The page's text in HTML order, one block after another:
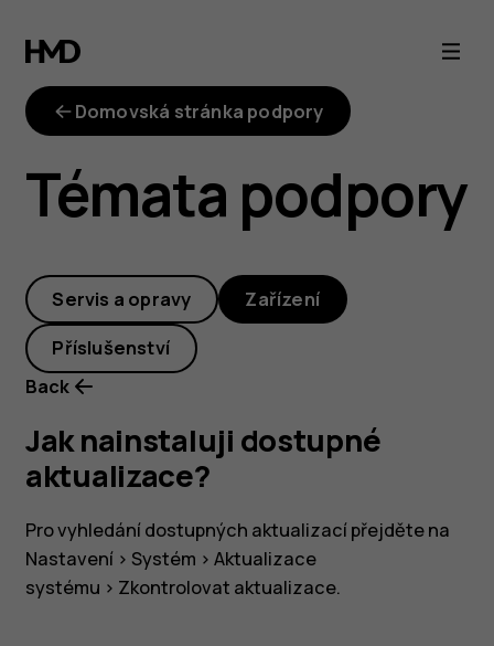
Jak
nainstaluji
dostupné
aktualizace?
Domovská stránka podpory
Témata podpory
Servis a opravy Zařízení
Příslušenství
Back
Jak nainstaluji dostupné
aktualizace?
Pro vyhledání dostupných aktualizací přejděte na
Nastavení> Systém > Aktualizace
systému > Zkontrolovat aktualizace.